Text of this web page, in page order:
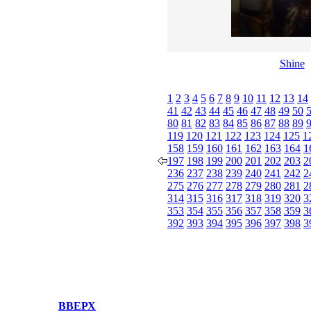
Shine
1 2 3 4 5 6 7 8 9 10 11 12 13 14
41 42 43 44 45 46 47 48 49 50
80 81 82 83 84 85 86 87 88 89
119 120 121 122 123 124 125
158 159 160 161 162 163 164
197 198 199 200 201 202 203
236 237 238 239 240 241 242
275 276 277 278 279 280 281
314 315 316 317 318 319 320
353 354 355 356 357 358 359
392 393 394 395 396 397 398
ВВЕРХ